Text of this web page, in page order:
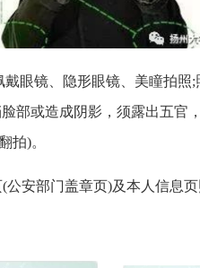
眼镜、隐形眼镜、美瞳拍
部或造成阴影，须露出五官
拍)。
(公安部门盖章页)及本人信息